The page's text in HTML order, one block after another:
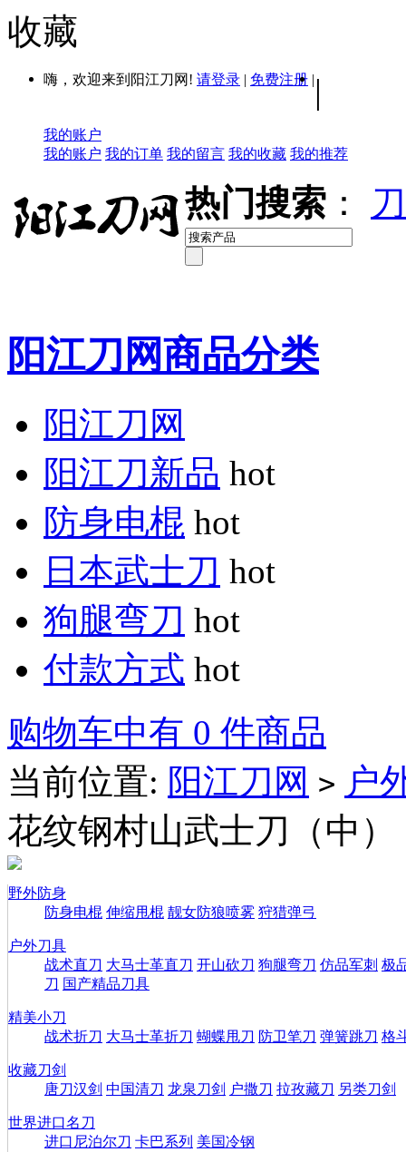
收藏
嗨，欢迎来到阳江刀网! 请登录 | 免费注册 | |
我的账户
我的账户 我的订单 我的留言 我的收藏 我的推荐
热门搜索 ：
阳江刀网商品分类
阳江刀网
阳江刀新品 hot
防身电棍 hot
日本武士刀 hot
狗腿弯刀 hot
付款方式 hot
购物车中有 0 件商品
当前位置: 阳江刀网 > 户
花纹钢村山武士刀（中）
野外防身
防身电棍 伸缩甩棍 靓女防狼喷雾 狩猎弹弓
户外刀具
战术直刀 大马士革直刀 开山砍刀 狗腿弯刀 仿品军刺 极
刀 国产精品刀具
精美小刀
战术折刀 大马士革折刀 蝴蝶甩刀 防卫笔刀 弹簧跳刀 格
收藏刀剑
唐刀汉剑 中国清刀 龙泉刀剑 户撒刀 拉孜藏刀 另类刀剑
世界进口名刀
进口尼泊尔刀 卡巴系列 美国冷钢